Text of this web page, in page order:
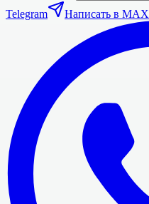
Telegram
Написать в MAX